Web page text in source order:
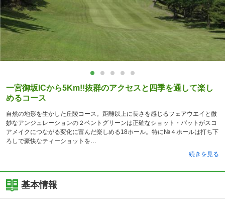
一宮御坂ICから5Km!!抜群のアクセスと四季を通して楽し
めるコース
自然の地形を生かした丘陵コース。距離以上に長さを感じるフェアウエイと微
妙なアンジュレーションの２ベントグリーンは正確なショット・パットがスコ
アメイクにつながる変化に富んだ楽しめる18ホール。特に№４ホールは打ち下
ろしで豪快なティーショットを
続きを見る
基本情報